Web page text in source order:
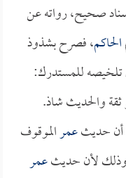
صحيح، رواته عن
الحاكم، فصرح بشذوذ
تلخيصه للمستدرك:
والحديث شاذ.
أن حديثعمرالموقوف
وذلك لأن حديثعمر